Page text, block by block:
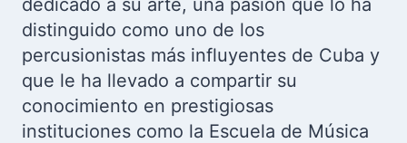
dedicado a su arte, una pasión que lo ha
distinguido como uno de los
percusionistas más influyentes de Cuba y
que le ha llevado a compartir su
conocimiento en prestigiosas
instituciones como la Escuela de Música